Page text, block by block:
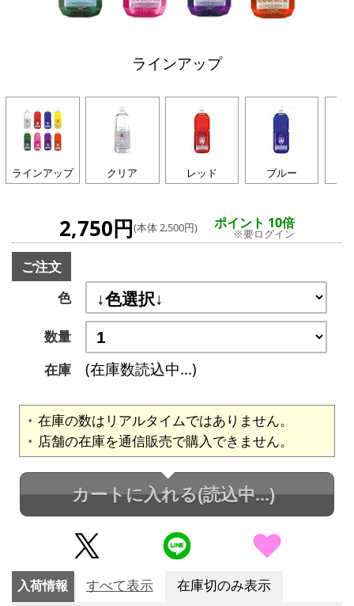
ラインアップ
ラインアップ クリア レッド ブルー
2,750円(本体 2,500円) ポイント 10倍
※要ログイン
ご注文
色
数量
在庫
(在庫数読込中...)
在庫の数はリアルタイムではありません。
店舗の在庫を通信販売で購入できません。
カートに入れる(読込中...)
入荷情報 すべて表示 在庫切のみ表示